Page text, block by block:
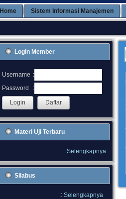
Home Sistem Informasi Manajemen
Login Member
Username :
Password
:
Materi Uji Terbaru
:: Selengkapnya
Silabus
:: Selengkapnya